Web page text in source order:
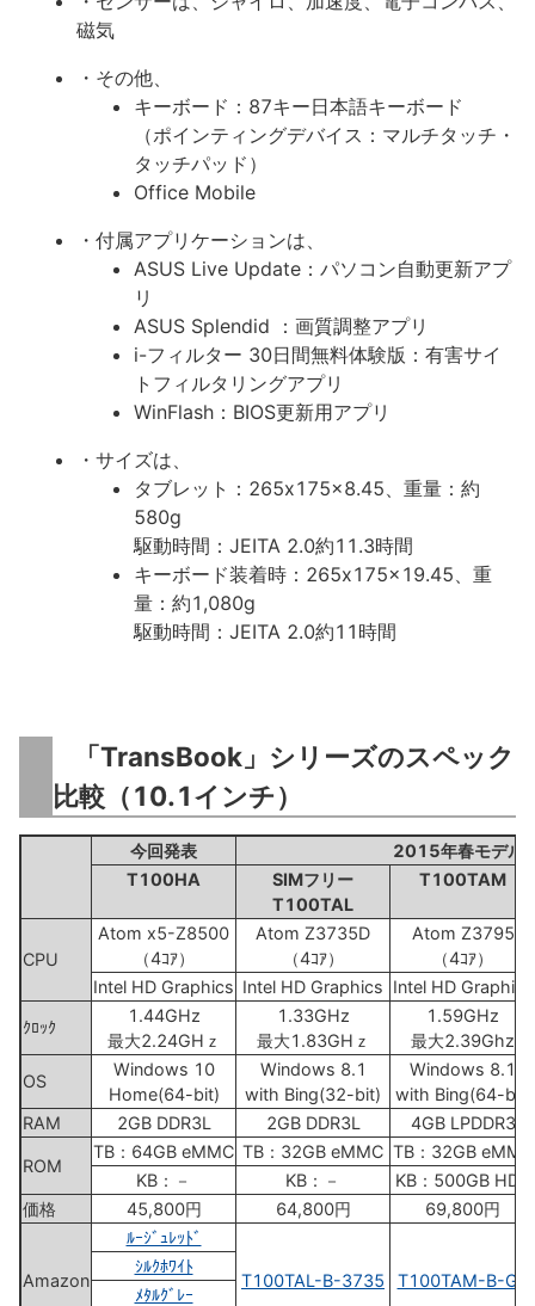
磁気
・その他、
キーボード：87キー日本語キーボード
（ポインティングデバイス：マルチタッチ・
タッチパッド）
Office Mobile
・付属アプリケーションは、
ASUS Live Update：パソコン自動更新アプ
リ
ASUS Splendid ：画質調整アプリ
i-フィルター 30日間無料体験版：有害サイ
トフィルタリングアプリ
WinFlash：BIOS更新用アプリ
・サイズは、
タブレット：265x175x8.45、重量：約
580g
駆動時間：JEITA 2.0約11.3時間
キーボード装着時：265x175x19.45、重
量：約1,080g
駆動時間：JEITA 2.0約11時間
「TransBook」シリーズのスペック
比較（10.1インチ）
今回発表
2015年春モデル
T100HA
SIMフリー
T100TAL
T100TAM
CPU
Atom x5-Z8500
（4ｺｱ）
Atom Z3735D
（4ｺｱ）
Atom Z3795
（4ｺｱ）
Intel HD Graphics Intel HD Graphics Intel HD Graphics
ｸﾛｯｸ
1.44GHz
最大2.24GHｚ
1.33GHz
最大1.83GHｚ
1.59GHz
最大2.39Ghz
OS
Windows 10
Home(64-bit)
Windows 8.1
with Bing(32-bit)
Windows 8.1
with Bing(64-bit)
RAM
2GB DDR3L 2GB DDR3L 4GB LPDDR3
ROM
TB：64GB eMMC TB：32GB eMMC TB：32GB eMMC
KB：－
KB：－
KB：500GB HDD
価格
45,800円 64,800円 69,800円
Amazon
ﾙｰｼﾞｭﾚｯﾄﾞ
T100TAL-B-3735 T100TAM-B-GS
ｼﾙｸﾎﾜｲﾄ
ﾒﾀﾙｸﾞﾚｰ